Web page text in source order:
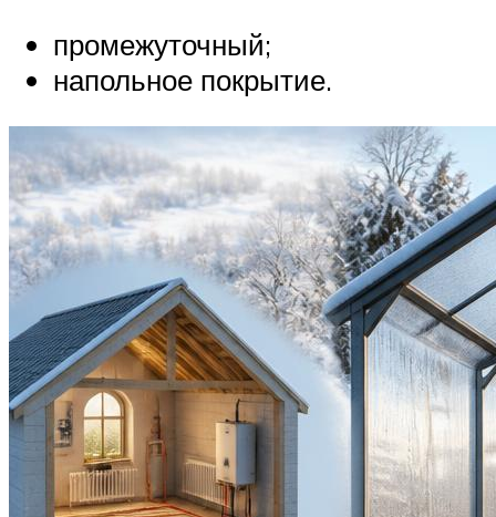
промежуточный;
напольное покрытие.